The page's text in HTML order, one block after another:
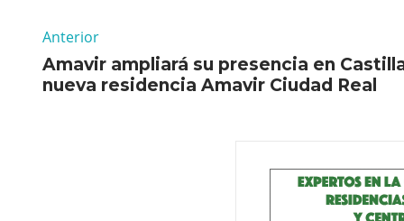
Anterior
Amavir ampliará su presencia en
nueva residencia Amavir Ciudad Real